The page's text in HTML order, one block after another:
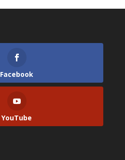
Facebook
YouTube